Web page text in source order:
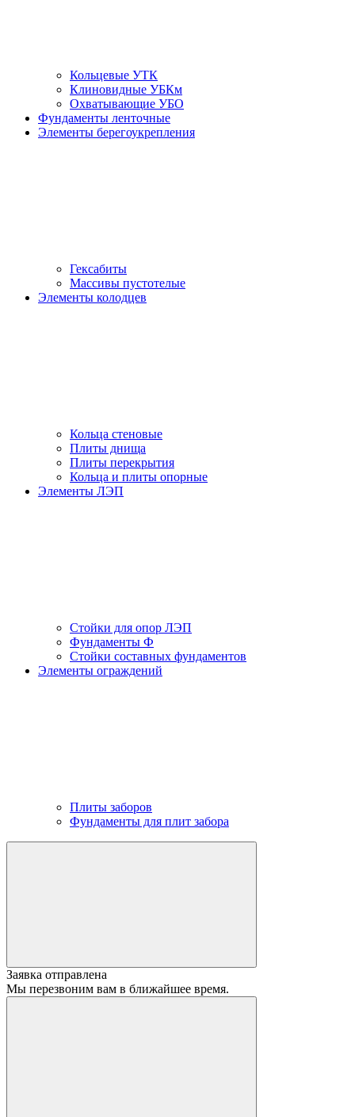
Кольцевые УТК
Клиновидные УБКм
Охватывающие УБО
Фундаменты ленточные
Элементы берегоукрепления
Гексабиты
Массивы пустотелые
Элементы колодцев
Кольца стеновые
Плиты днища
Плиты перекрытия
Кольца и плиты опорные
Элементы ЛЭП
Стойки для опор ЛЭП
Фундаменты Ф
Стойки составных фундаментов
Элементы ограждений
Плиты заборов
Фундаменты для плит забора
Заявка отправлена
Мы перезвоним вам в ближайшее время.